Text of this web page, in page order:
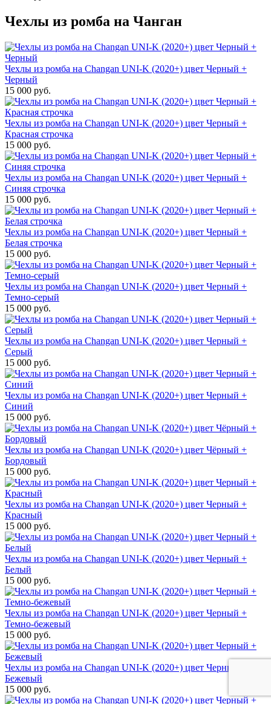
Чехлы из ромба на Чанган
Чехлы из ромба на Changan UNI-K (2020+) цвет Черный +
Черный
15 000 руб.
Чехлы из ромба на Changan UNI-K (2020+) цвет Черный +
Красная строчка
15 000 руб.
Чехлы из ромба на Changan UNI-K (2020+) цвет Черный +
Синяя строчка
15 000 руб.
Чехлы из ромба на Changan UNI-K (2020+) цвет Черный +
Белая строчка
15 000 руб.
Чехлы из ромба на Changan UNI-K (2020+) цвет Черный +
Темно-серый
15 000 руб.
Чехлы из ромба на Changan UNI-K (2020+) цвет Черный +
Серый
15 000 руб.
Чехлы из ромба на Changan UNI-K (2020+) цвет Черный +
Синий
15 000 руб.
Чехлы из ромба на Changan UNI-K (2020+) цвет Чёрный +
Бордовый
15 000 руб.
Чехлы из ромба на Changan UNI-K (2020+) цвет Черный +
Красный
15 000 руб.
Чехлы из ромба на Changan UNI-K (2020+) цвет Черный +
Белый
15 000 руб.
Чехлы из ромба на Changan UNI-K (2020+) цвет Черный +
Темно-бежевый
15 000 руб.
Чехлы из ромба на Changan UNI-K (2020+) цвет Черный +
Бежевый
15 000 руб.